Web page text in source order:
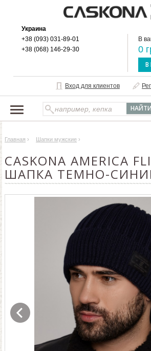
Украина
+38 (093) 031-89-01
+38 (068) 146-29-30
В
0
В
Вход для клиентов
О БРЕНДЕ
ДОСТАВКА И ОПЛАТА
ОПТОВЫМ КЛИЕНТАМ
Главная › Шапки мужские ›
CASKONA AMERICA
ШАПКА ТЕМНО-